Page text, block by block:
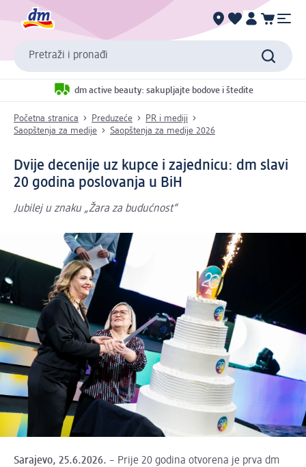
Pretraži i pronađi
dm active beauty: sakupljajte bodove i štedite
Početna stranica Preduzeće
PR i mediji
Saopštenja za medije
Saopštenja za medije 2026
Dvije decenije uz kupce i zajednicu: dm slavi
20 godina poslovanja u BiH
Jubilej u znaku „Žara za budućnost“
Sarajevo, 25.6.2026. – Prije 20 godina otvorena je prva dm